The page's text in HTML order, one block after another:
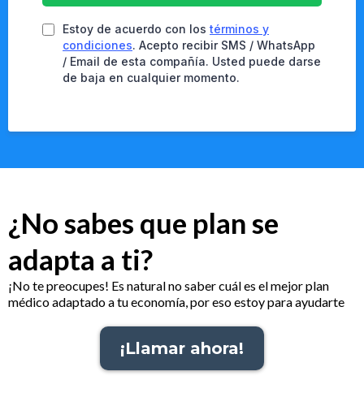
Estoy de acuerdo con los términos y
condiciones. Acepto recibir SMS / WhatsApp
/ Email de esta compañía. Usted puede darse
de baja en cualquier momento.
¿No sabes que plan se
adapta a ti?
¡No te preocupes! Es natural no saber cuál es el mejor plan
médico adaptado a tu economía, por eso estoy para ayudarte
¡Llamar ahora!